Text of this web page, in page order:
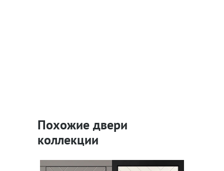
Похожие двери
коллекции